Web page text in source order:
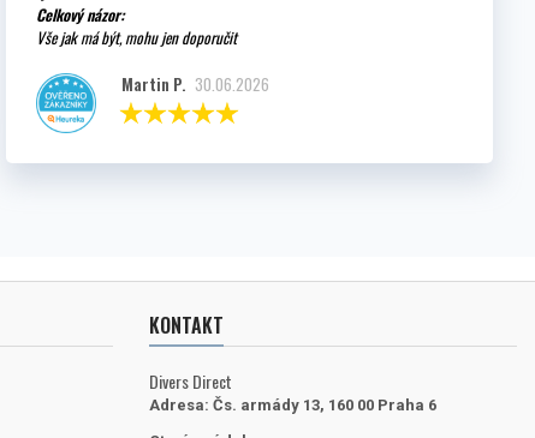
Celkový názor:
Vše jak má být, mohu jen doporučit
Martin P. 30.06.2026
KONTAKT
Divers Direct
Adresa: Čs. armády 13, 160 00 Praha 6